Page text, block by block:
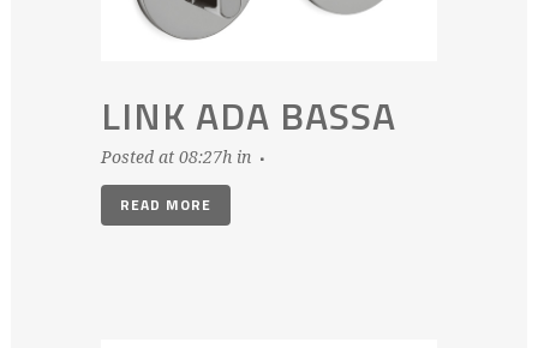
LINK ADA BASSA
Posted at 08:27h in
READ MORE